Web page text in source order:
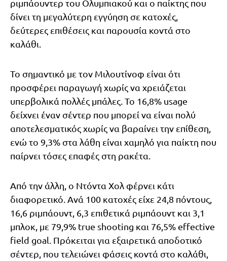
ριμπάουντερ του Ολυμπιακού και ο παίκτης που
δίνει τη μεγαλύτερη εγγύηση σε κατοχές,
δεύτερες επιθέσεις και παρουσία κοντά στο
καλάθι.
Το σημαντικό με τον Μιλουτίνοφ είναι ότι
προσφέρει παραγωγή χωρίς να χρειάζεται
υπερβολικά πολλές μπάλες. Το 16,8% usage
δείχνει έναν σέντερ που μπορεί να είναι πολύ
αποτελεσματικός χωρίς να βαραίνει την επίθεση,
ενώ το 9,3% στα λάθη είναι χαμηλό για παίκτη που
παίρνει τόσες επαφές στη ρακέτα.
Από την άλλη, ο Ντόντα Χολ φέρνει κάτι
διαφορετικό. Ανά 100 κατοχές είχε 24,8 πόντους,
16,6 ριμπάουντ, 6,3 επιθετικά ριμπάουντ και 3,1
μπλοκ, με 79,9% true shooting και 76,5% effective
field goal. Πρόκειται για εξαιρετικά αποδοτικό
σέντερ, που τελειώνει φάσεις κοντά στο καλάθι,